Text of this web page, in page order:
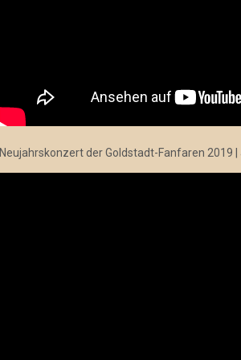
Neujahrskonzert der Goldstadt-Fanfaren 2019